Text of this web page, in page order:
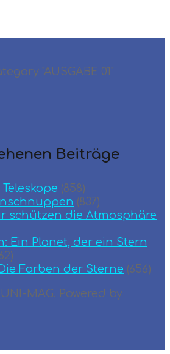
"AUSGABE 01"
Beiträge
Teleskope (858)
(837)
schützen die Atmosphäre
Ein Planet, der ein Stern
Die Farben der Sterne (656)
MAG. Powered by